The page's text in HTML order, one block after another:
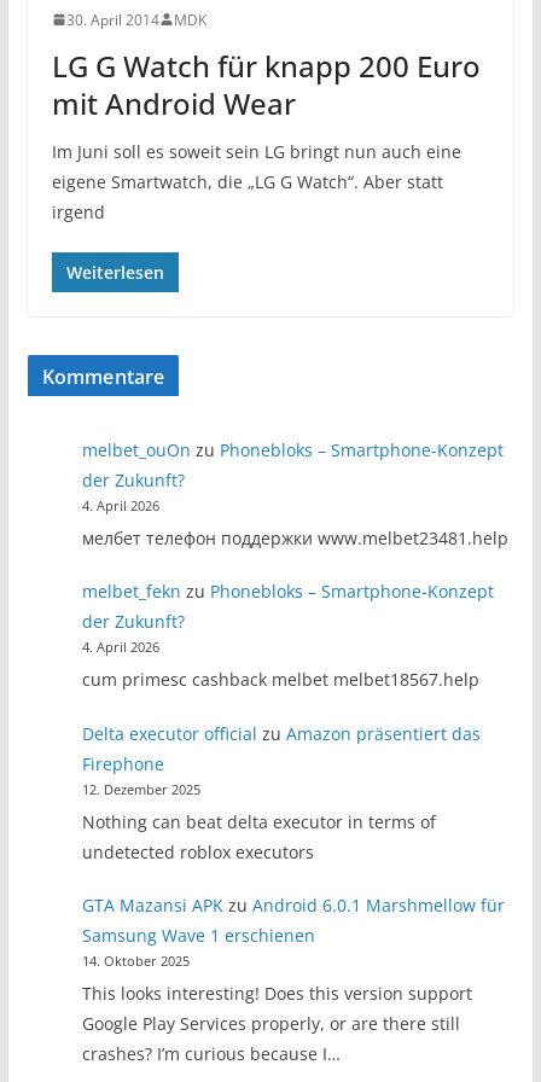
30. April 2014 MDK
LG G Watch für knapp 200 Euro
mit Android Wear
Im Juni soll es soweit sein LG bringt nun auch eine
eigene Smartwatch, die „LG G Watch“. Aber statt
irgend
Weiterlesen
Kommentare
melbet_ouOn zu Phonebloks – Smartphone-Konzept
der Zukunft?
4. April 2026
мелбет телефон поддержки www.melbet23481.help
melbet_fekn zu Phonebloks – Smartphone-Konzept
der Zukunft?
4. April 2026
cum primesc cashback melbet melbet18567.help
Delta executor official zuAmazon präsentiert das
Firephone
12. Dezember 2025
Nothing can beat delta executor in terms of
undetected roblox executors
GTA Mazansi APK zuAndroid 6.0.1 Marshmellow für
Samsung Wave 1 erschienen
14. Oktober 2025
This looks interesting! Does this version support
Google Play Services properly, or are there still
crashes? I’m curious because I…